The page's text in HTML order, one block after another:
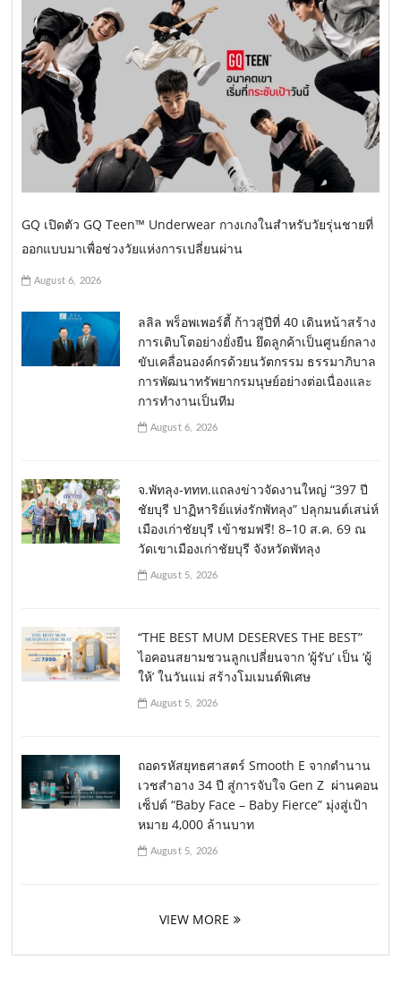
GQ เปิดตัว GQ Teen™ Underwear กางเกงในสำหรับวัยรุ่นชายที่
ออกแบบมาเพื่อช่วงวัยแห่งการเปลี่ยนผ่าน
August 6, 2026
ลลิล พร็อพเพอร์ตี้ ก้าวสู่ปีที่ 40 เดินหน้าสร้าง
การเติบโตอย่างยั่งยืน ยึดลูกค้าเป็นศูนย์กลาง
ขับเคลื่อนองค์กรด้วยนวัตกรรม ธรรมาภิบาล
การพัฒนาทรัพยากรมนุษย์อย่างต่อเนื่องและ
การทำงานเป็นทีม
August 6, 2026
จ.พัทลุง-ททท.แถลงข่าวจัดงานใหญ่ “397 ปี
ชัยบุรี ปาฏิหาริย์แห่งรักพัทลุง” ปลุกมนต์เสน่ห์
เมืองเก่าชัยบุรี เข้าชมฟรี! 8–10 ส.ค. 69 ณ
วัดเขาเมืองเก่าชัยบุรี จังหวัดพัทลุง
August 5, 2026
“THE BEST MUM DESERVES THE BEST”
ไอคอนสยามชวนลูกเปลี่ยนจาก ‘ผู้รับ’ เป็น ‘ผู้
ให้’ ในวันแม่ สร้างโมเมนต์พิเศษ
August 5, 2026
ถอดรหัสยุทธศาสตร์ Smooth E จากตำนาน
เวชสำอาง 34 ปี สู่การจับใจ Gen Z ผ่านคอน
เซ็ปต์ “Baby Face – Baby Fierce” มุ่งสู่เป้า
หมาย 4,000 ล้านบาท
August 5, 2026
VIEW MORE